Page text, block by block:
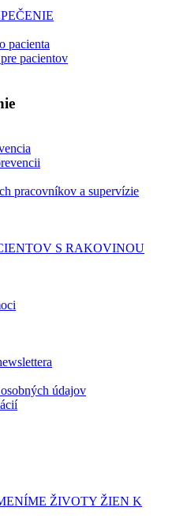
pacienta
pacientov
pracovníkov a supervízie
S RAKOVINOU
údajov
ŽIVOTY ŽIEN K